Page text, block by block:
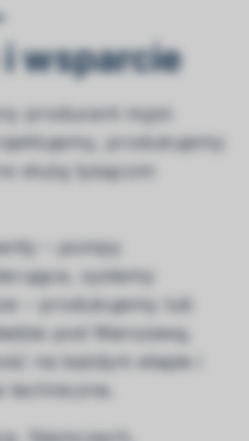
wsparcie
producent myjni
produkujemy
służą tysiącom
– pompy
systemy
– produkujemy lub
pod Warszawą.
na każdym etapie i
techniczne.